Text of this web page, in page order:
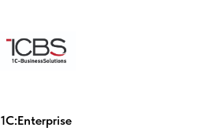
1C:Enterprise